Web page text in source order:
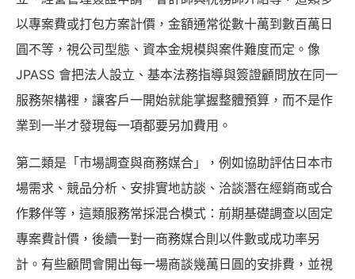
以專案費或打包方案計價，金額通常從數十萬到數百萬日
圓不等，視公司型態、資本金規模與案件難度而定。像
JPASS 會把法人設立、基本法務指導與簽證顧問放在同一
服務架構裡，讓客戶一開始就能掌握整體預算，而不是作
業到一半才發現每一項都要另加費用。
第二類是「市場調查與商務媒合」，例如協助評估日本市
場需求、競品分析、安排實地訪談、洽談潛在經銷商或合
作夥伴等，這類服務常採混合模式：前期基礎調查以固定
專案費計價，後續一對一商務媒合則以件數或成功率另
計。有些顧問會開出每一場商談幾萬日圓的安排費，並視